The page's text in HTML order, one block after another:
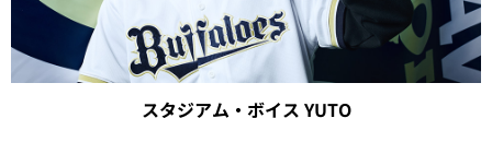
スタジアム・ボイス YUTO